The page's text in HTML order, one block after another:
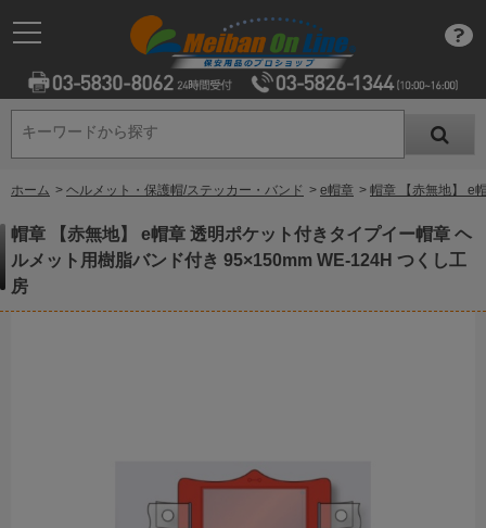
キーワードから探す
キーワードから探す
ホーム > ヘルメット・保護帽/ステッカー・バンド > e帽章 > 帽章 【赤無地】 e
帽章 【赤無地】 e帽章 透明ポケット付きタイプイー帽章 ヘ
ルメット用樹脂バンド付き 95×150mm WE-124H つくし工
房